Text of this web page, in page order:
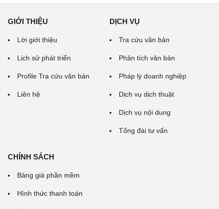
GIỚI THIỆU
Lời giới thiệu
Lịch sử phát triển
Profile Tra cứu văn bản
Liên hệ
DỊCH VỤ
Tra cứu văn bản
Phân tích văn bản
Pháp lý doanh nghiệp
Dịch vụ dịch thuật
Dịch vụ nội dung
Tổng đài tư vấn
CHÍNH SÁCH
Bảng giá phần mềm
Hình thức thanh toán